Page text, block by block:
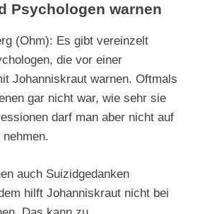
Psychologen warnen
(Ohm): Es gibt vereinzelt
die vor einer
Johanniskraut warnen. Oftmals
gar nicht war, wie sehr sie
darf man aber nicht auf
auch Suizidgedanken
hilft Johanniskraut nicht bei